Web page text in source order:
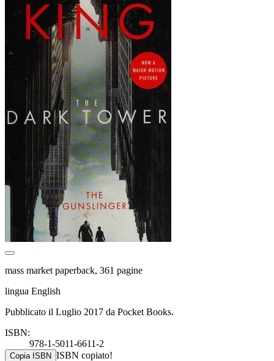
mass market paperback, 361 pagine
lingua English
Pubblicato il Luglio 2017 da Pocket Books.
ISBN:
978-1-5011-6611-2
Copia ISBN ISBN copiato!